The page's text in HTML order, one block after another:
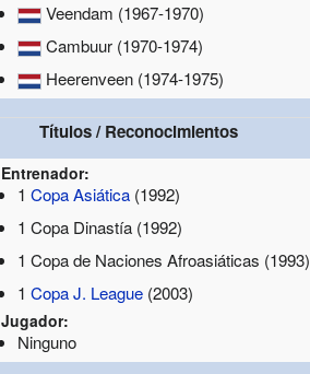
Veendam (1967-1970)
Cambuur (1970-1974)
Heerenveen (1974-1975)
Títulos / Reconocimientos
Entrenador:
1Copa Asiática (1992)
1 Copa Dinastía (1992)
1 Copa de Naciones Afroasiáticas (1993)
1Copa J. League (2003)
Jugador:
Ninguno